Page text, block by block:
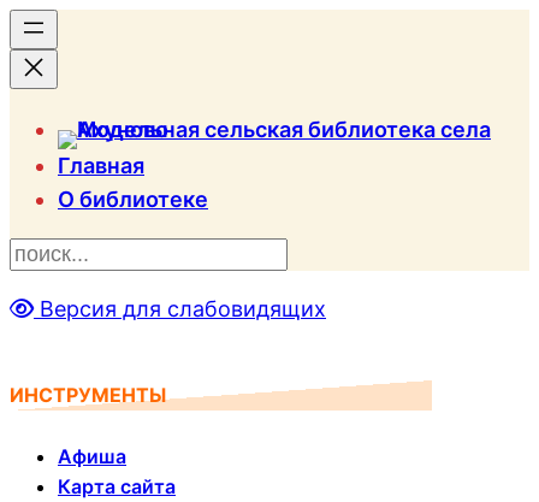
Главная
О библиотеке
П
и
к
Версия для слабовидящих
ИНСТРУМЕНТЫ
Афиша
Карта сайта